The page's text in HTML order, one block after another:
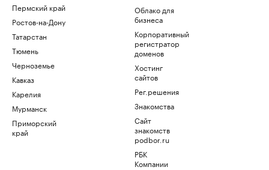
Пермский край
Ростов-на-Дону
Татарстан
Тюмень
Черноземье
Кавказ
Карелия
Мурманск
Приморский
край
Облако для
бизнеса
Корпоративный
регистратор
доменов
Хостинг
сайтов
Рег.решения
Знакомства
Сайт
знакомств
podbor.ru
РБК
Компании